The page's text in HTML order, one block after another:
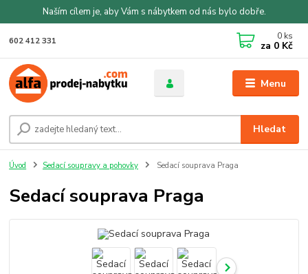
Naším cílem je, aby Vám s nábytkem od nás bylo dobře.
Menu
Hledat
602 412 331 0 ks
za 0 Kč
Úvod Sedací soupravy a pohovky Sedací souprava Praga
Sedací souprava Praga